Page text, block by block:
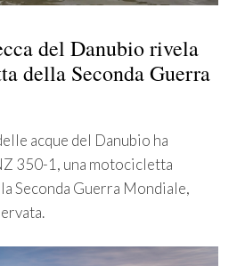
del Danubio rivela
della Seconda Guerra
acque del Danubio ha
350-1, una motocicletta
Seconda Guerra Mondiale,